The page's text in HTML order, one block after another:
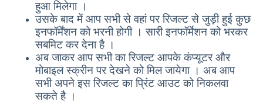
हुआ मिलेगा ।
उसके बाद में आप सभी से वहां पर रिजल्ट से जुड़ी हुई कुछ
इनफॉर्मेंशन को भरनी होगी । सारी इनफॉर्मेशन को भरकर
सबमिट कर देना है ।
अब जाकर आप सभी का रिजल्ट आपके कंप्यूटर और
मोबाइल स्क्रीन पर देखने को मिल जायेगा । अब आप
सभी अपने इस रिजल्ट का प्रिंट आउट को निकलवा
सकते है ।